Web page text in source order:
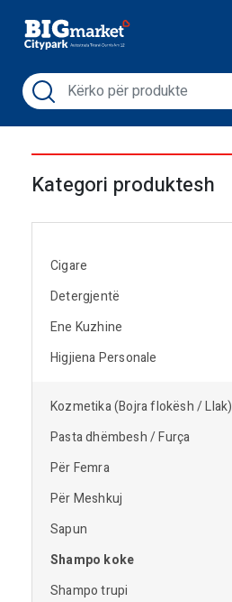
Kategori produktesh
Cigare
Detergjentë
Ene Kuzhine
Higjiena Personale
Kozmetika (Bojra flokësh / Llak)
Pasta dhëmbesh / Furça
Për Femra
Për Meshkuj
Sapun
Shampo koke
Shampo trupi